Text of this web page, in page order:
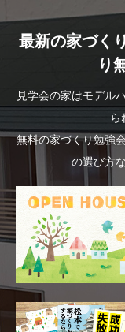
最新の家づく
り
見学会の家はモデル
ら
無料の家づくり勉強
の選び方